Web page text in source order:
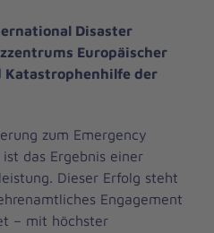
Disaster
Europäischer
Katastrophenhilfe der
zum Emergency
das Ergebnis einer
Dieser Erfolg steht
Engagement
– mit höchster